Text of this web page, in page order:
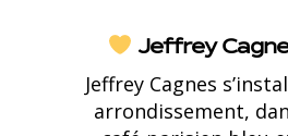
Jeffrey
Jeffrey Cagnes
arrondissement,